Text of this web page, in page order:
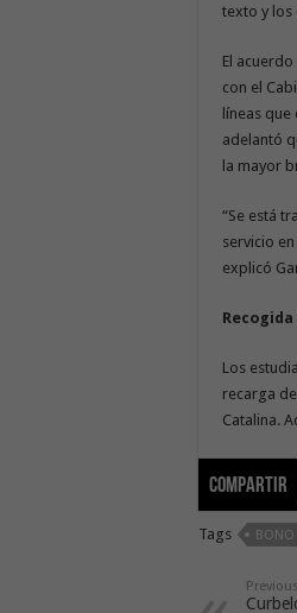
texto y los
El
con el
líneas
adelantó
la mayor
“Se está
servicio
explicó
Los
recarga
Catalina.
Compartir
Tags BONO
Previous